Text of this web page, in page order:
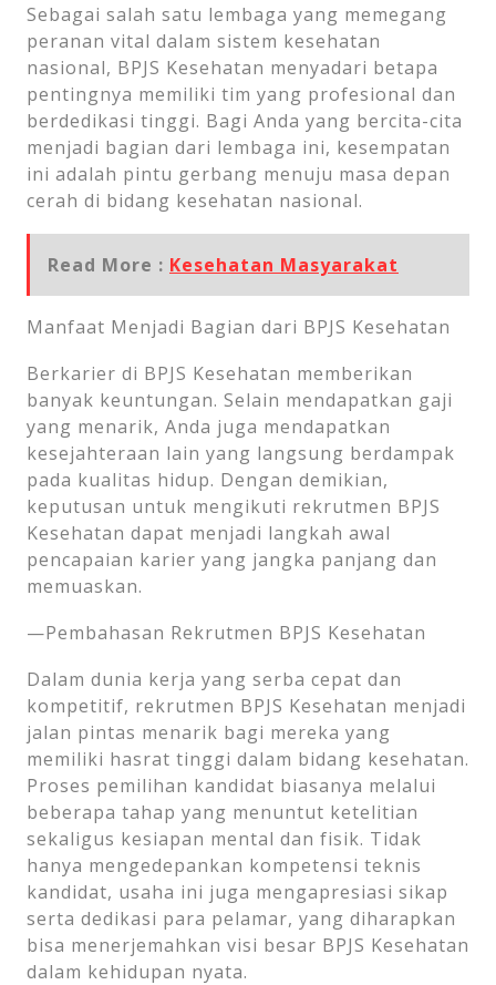
Sebagai salah satu lembaga yang memegang
peranan vital dalam sistem kesehatan
nasional, BPJS Kesehatan menyadari betapa
pentingnya memiliki tim yang profesional dan
berdedikasi tinggi. Bagi Anda yang bercita-cita
menjadi bagian dari lembaga ini, kesempatan
ini adalah pintu gerbang menuju masa depan
cerah di bidang kesehatan nasional.
Read More : Kesehatan Masyarakat
Manfaat Menjadi Bagian dari BPJS Kesehatan
Berkarier di BPJS Kesehatan memberikan
banyak keuntungan. Selain mendapatkan gaji
yang menarik, Anda juga mendapatkan
kesejahteraan lain yang langsung berdampak
pada kualitas hidup. Dengan demikian,
keputusan untuk mengikuti rekrutmen BPJS
Kesehatan dapat menjadi langkah awal
pencapaian karier yang jangka panjang dan
memuaskan.
—Pembahasan Rekrutmen BPJS Kesehatan
Dalam dunia kerja yang serba cepat dan
kompetitif, rekrutmen BPJS Kesehatan menjadi
jalan pintas menarik bagi mereka yang
memiliki hasrat tinggi dalam bidang kesehatan.
Proses pemilihan kandidat biasanya melalui
beberapa tahap yang menuntut ketelitian
sekaligus kesiapan mental dan fisik. Tidak
hanya mengedepankan kompetensi teknis
kandidat, usaha ini juga mengapresiasi sikap
serta dedikasi para pelamar, yang diharapkan
bisa menerjemahkan visi besar BPJS Kesehatan
dalam kehidupan nyata.